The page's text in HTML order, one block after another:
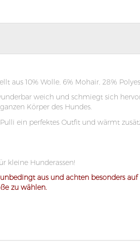
aus 10% Wolle, 6% Mohair, 28%
weich und schmiegt sich
Körper des Hundes.
ein perfektes Outfit und wärmt
kleine Hunderassen!
aus und achten besonders
zu wählen.